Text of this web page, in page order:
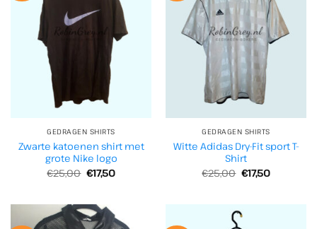
GEDRAGEN SHIRTS
Zwarte katoenen shirt met
grote Nike logo
€25,00 Oorspronkelijke
prijs
€17,50Huidige
GEDRAGEN SHIRTS
Witte Adidas Dry-Fit sport T-
Shirt
€25,00 Oorspronkelijke
prijs
€17,50Huidige